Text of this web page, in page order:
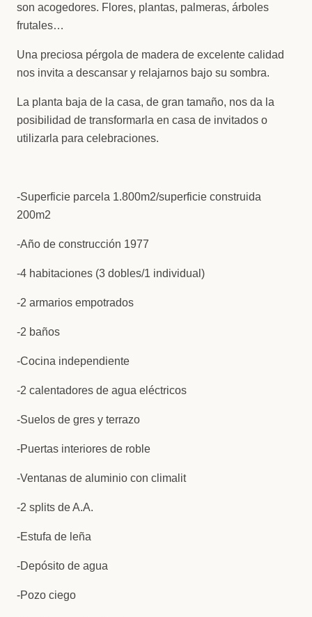
son acogedores. Flores, plantas, palmeras, árboles
frutales…
Una preciosa pérgola de madera de excelente calidad
nos invita a descansar y relajarnos bajo su sombra.
La planta baja de la casa, de gran tamaño, nos da la
posibilidad de transformarla en casa de invitados o
utilizarla para celebraciones.
-Superficie parcela 1.800m2/superficie construida
200m2
-Año de construcción 1977
-4 habitaciones (3 dobles/1 individual)
-2 armarios empotrados
-2 baños
-Cocina independiente
-2 calentadores de agua eléctricos
-Suelos de gres y terrazo
-Puertas interiores de roble
-Ventanas de aluminio con climalit
-2 splits de A.A.
-Estufa de leña
-Depósito de agua
-Pozo ciego